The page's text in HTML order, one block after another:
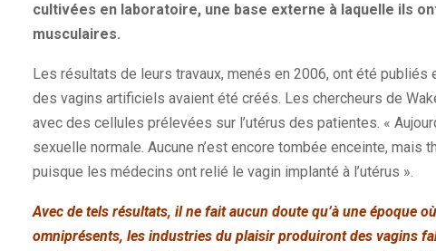
cultivées en laboratoire, une base externe à laquelle ils
musculaires.
Les résultats de leurs travaux, menés en 2006, ont été publiés
des vagins artificiels avaient été créés. Les chercheurs de
avec des cellules prélevées sur l’utérus des patientes. «
sexuelle normale. Aucune n’est encore tombée enceinte, mais
puisque les médecins ont relié le vagin implanté à l’utérus ».
Avec de tels résultats, il ne fait aucun doute qu’à une époque
omniprésents, les industries du plaisir produiront des vagins